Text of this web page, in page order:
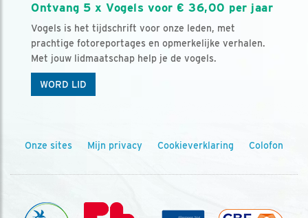
Ontvang 5 x Vogels voor € 36,00 per jaar
Vogels is het tijdschrift voor onze leden, met
prachtige fotoreportages en opmerkelijke verhalen.
Met jouw lidmaatschap help je de vogels.
WORD LID
Onze sites Mijn privacy Cookieverklaring Colofon